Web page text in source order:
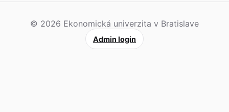
© 2026 Ekonomická univerzita v Bratislave
Admin login